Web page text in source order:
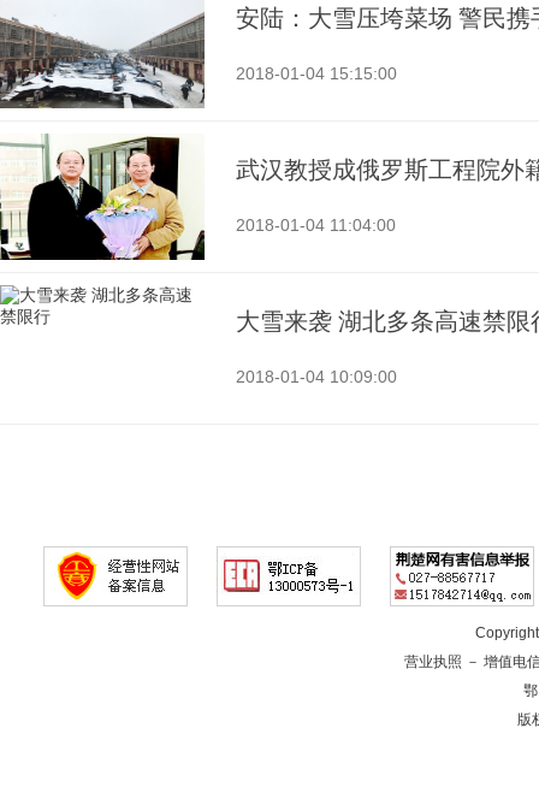
安陆：大雪压垮菜场 警民携
2018-01-04 15:15:00
武汉教授成俄罗斯工程院外
2018-01-04 11:04:00
大雪来袭 湖北多条高速禁限
2018-01-04 10:09:00
营业执照 － 增值电
版